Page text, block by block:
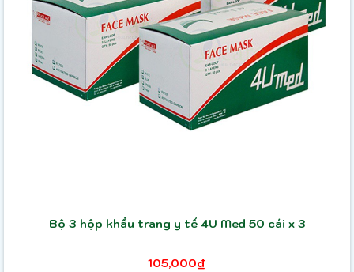
Bộ 3 hộp khẩu trang y tế 4U Med 50 cái x 3
105,000₫